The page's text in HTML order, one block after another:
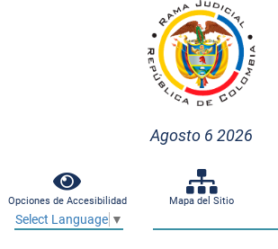
Agosto 6 2026
Opciones de Accesibilidad Mapa del Sitio
Select Language ▼